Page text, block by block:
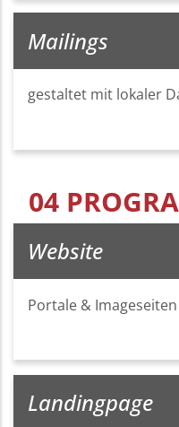
Mailings
gestaltet mit lokaler
04
Website
Portale & Imageseiten
Landingpage